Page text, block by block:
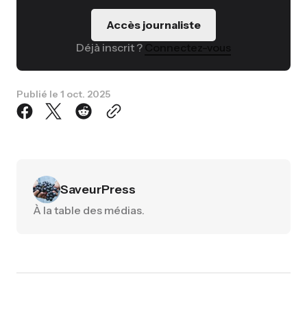
Accès journaliste
Déjà inscrit ?
Publié le 1 oct. 2025
SaveurPress
À la table des médias.